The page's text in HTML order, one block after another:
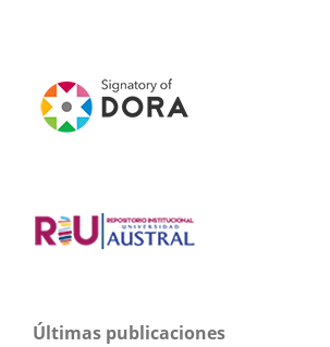
Últimas publicaciones